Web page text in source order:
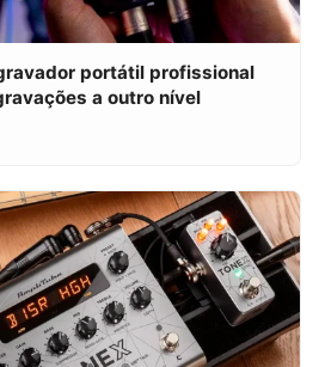
portátil profissional
a outro nível